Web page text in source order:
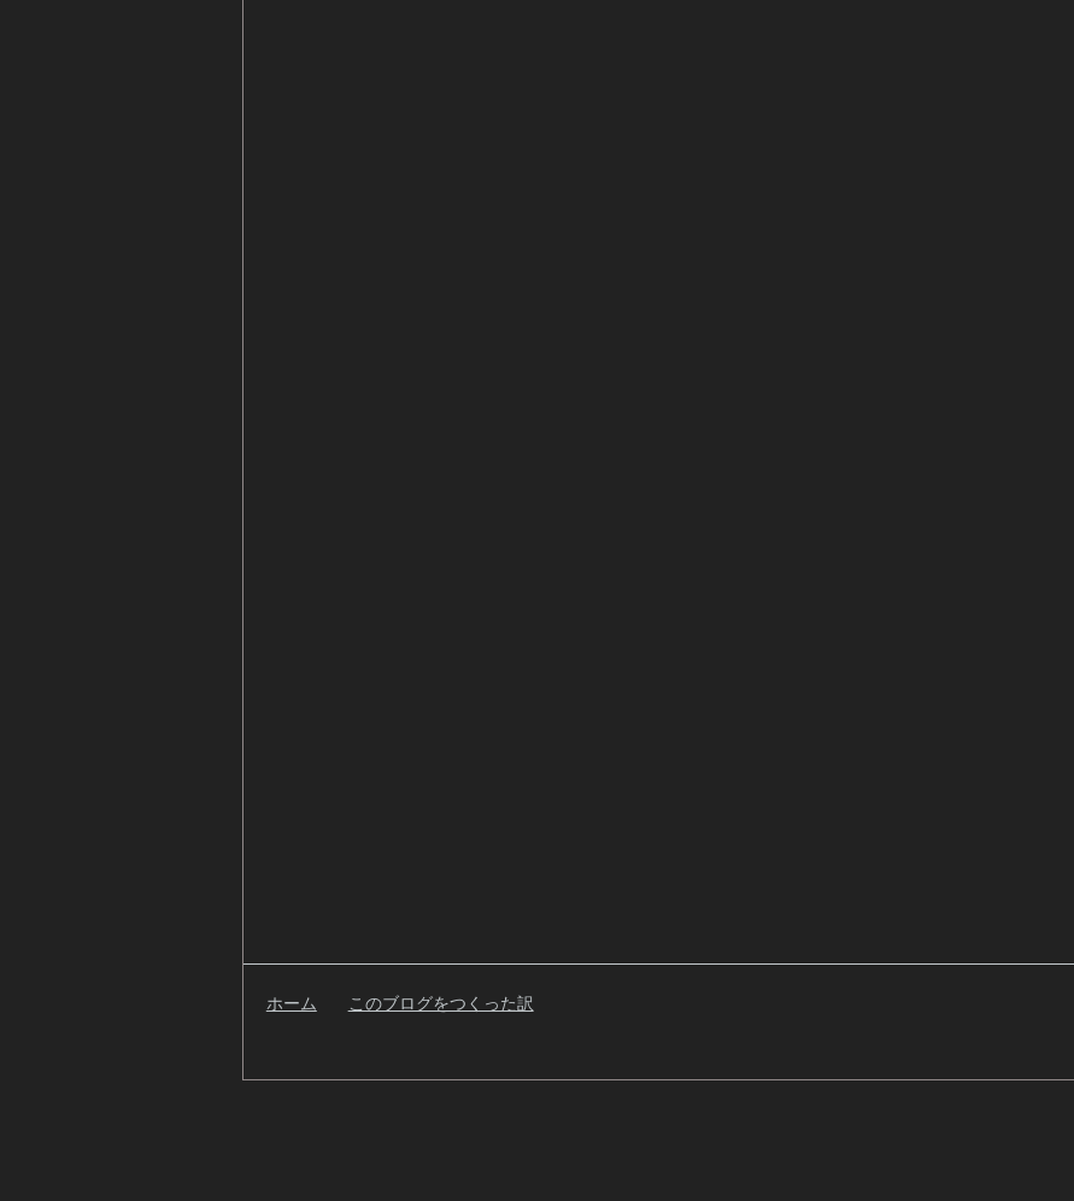
ホーム
このブログをつくった訳
自